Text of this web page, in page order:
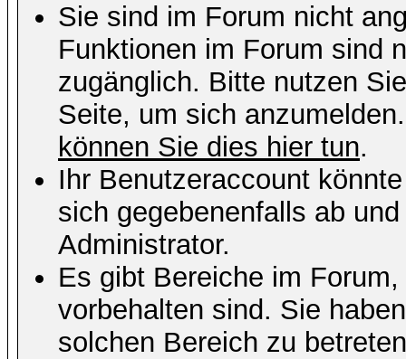
Sie sind im Forum nicht
Funktionen im Forum sind
zugänglich. Bitte nutzen
Seite, um sich
können Sie dies hier tun.
Ihr Benutzeraccount
sich gegebenenfalls ab
Administrator.
Es gibt Bereiche im
vorbehalten sind. Sie
solchen Bereich zu